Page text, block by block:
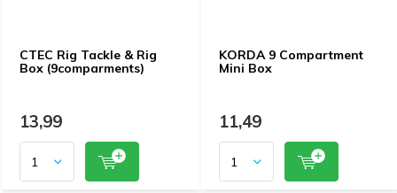
CTEC Rig Tackle & Rig
Box (9comparments)
13,99
KORDA 9 Compartment
Mini Box
11,49